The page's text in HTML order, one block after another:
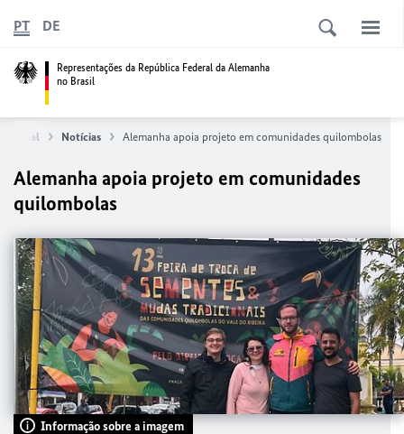
Representações da República Federal da Alemanha
no Brasil
PT DE
inicial Notícias Alemanha apoia projeto em comunidades quilombolas
Alemanha apoia projeto em comunidades
quilombolas
Informação sobre a imagem